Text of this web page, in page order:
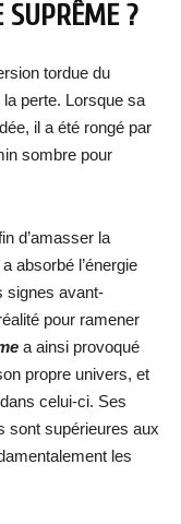
SUPRÊME ?
tordue du
perte. Lorsque sa
il a été rongé par
sombre pour
d’amasser la
absorbé l’énergie
signes avant-
pour ramener
a ainsi provoqué
propre univers, et
celui-ci. Ses
sont supérieures aux
les